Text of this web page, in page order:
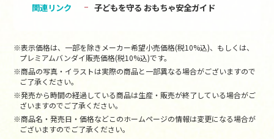
関連リンク 子どもを守る おもちゃ安全ガイド
※表示価格は、一部を除きメーカー希望小売価格(税10%込)、もしくは、
プレミアムバンダイ販売価格(税10%込)です。
※商品の写真・イラストは実際の商品と一部異なる場合がございますので
ご了承ください。
※発売から時間の経過している商品は生産・販売が終了している場合がご
ざいますのでご了承ください。
※商品名・発売日・価格などこのホームページの情報は変更になる場合が
ございますのでご了承ください。